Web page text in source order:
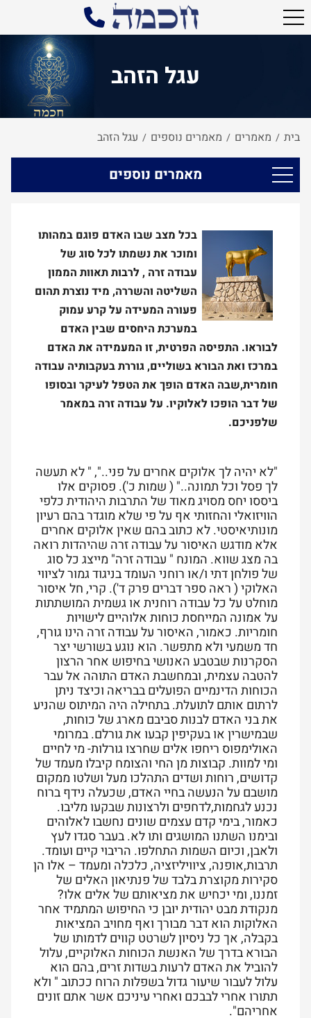
עגל הזהב
בית / מאמרים / מאמרים נוספים / עגל הזהב
מאמרים נוספים
בכל מצב שבו האדם פוגם במהותו
ומוכר את נשמתו לכל סוג של
עבודה זרה , לרבות תאוות הממון
השליטה והשררה, מיד נוצרת תהום
פעורה המעידה על קרע עמוק
במערכת היחסים שבין האדם
לבוראו. התפיסה הפרטית, זו המעמידה את האדם
במרכז ואת הבורא בשוליים, גוררת בעקבותיה עבודה
חומרית,שבה האדם הופך את הטפל לעיקר ובסופו
של דבר הופכו לאלוקיו. על עבודה זרה במאמר
שלפניכם.
"לא יהיה לך אלוקים אחרים על פני..", " לא תעשה
לך פסל וכל תמונה.." ( שמות כ'). פסוקים אלו
ביססו יחס מסויג מאוד של התרבות היהודית כלפי
הוויזואלי והחזותי אף על פי שלא מוגדר בהם רעיון
מונותיאיסטי. לא כתוב בהם שאין אלוקים אחרים
אלא מודגש האיסור על עבודה זרה שהיהדות רואה
בה מצג שווא. המונח " עבודה זרה" מייצג כל סוג
של פולחן דתי ו/או רוחני העומד בניגוד גמור לציווי
האלוקי ( ראה ספר דברים פרק ד'). קרי, חל איסור
מוחלט על כל עבודה רוחנית או גשמית המושתתות
על אמונה המייחסת כוחות אלוהיים לישויות
חומריות. כאמור, האיסור על עבודה זרה הינו גורף,
חד משמעי ולא מתפשר. הוא נוגע בשורשי יצר
הסקרנות שבטבע האנושי בחיפוש אחר הרצון
להטבה עצמית, ובמחשבת האדם התוהה אל עבר
הכוחות הדינמיים הפועלים בבריאה וכיצד ניתן
לרתום אותם לתועלת. בתחילה היה המיתוס שהניע
את בני האדם לבנות סביבם מארג של כוחות,
שבמישרין או בעקיפין קבעו את גורלם. במרומי
האולימפוס ריחפו אלים שחרצו גורלות- מי לחיים
ומי למוות. קבוצות מן החי והצומח קיבלו מעמד של
קדושים, רוחות ושדים התהלכו מעל ושלטו ממקום
מושבם על הנעשה בחיי האדם, שכעלה נידף ברוח
נכנע לגחמות,לדחפים ולרצונות שבקעו מליבו.
כאמור, בימי קדם עצמים שונים נחשבו לאלוהים
ובימנו השתנו המושגים ותו לא. בעבר סגדו לעץ
ולאבן, וכיום השמות התחלפו. הריבוי קיים ועומד.
תרבות,אופנה, ציוויליזציה, כלכלה ומעמד – אלו הן
סקירות מקוצרת בלבד של פנתיאון האלים של
זמננו, ומי יכחיש את מציאותם של אלים אלו?
מנקודת מבט יהודית יובן כי החיפוש המתמיד אחר
האלוקות הוא דבר מבורך ואף מחויב המציאות
בקבלה, אך כל ניסיון לשרטט קווים לדמותו של
הבורא בדרך של האנשת הכוחות האלוקיים, עלול
להוביל את האדם לרעות בשדות זרים, בהם הוא
עלול לעבור שיעור גדול בשפלות הרוח ככתוב " ולא
תתורו אחרי לבבכם ואחרי עיניכם אשר אתם זונים
אחריהם".